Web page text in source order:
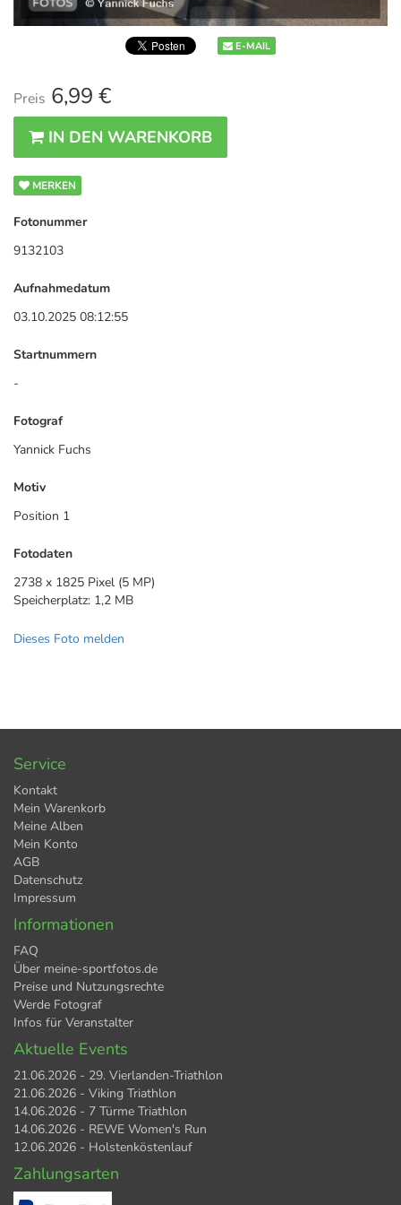
E-MAIL
Preis 6,99 €
IN DEN WARENKORB
MERKEN
Fotonummer
9132103
Aufnahmedatum
03.10.2025 08:12:55
Startnummern
-
Fotograf
Yannick Fuchs
Motiv
Position 1
Fotodaten
2738 x 1825 Pixel (5 MP)
Speicherplatz: 1,2 MB
Dieses Foto melden
Service
Kontakt
Mein Warenkorb
Meine Alben
Mein Konto
AGB
Datenschutz
Impressum
Informationen
FAQ
Über meine-sportfotos.de
Preise und Nutzungsrechte
Werde Fotograf
Infos für Veranstalter
Aktuelle Events
21.06.2026 - 29. Vierlanden-Triathlon
21.06.2026 - Viking Triathlon
14.06.2026 - 7 Türme Triathlon
14.06.2026 - REWE Women's Run
12.06.2026 - Holstenköstenlauf
Zahlungsarten